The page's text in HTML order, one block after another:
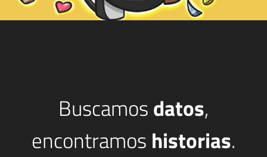
Buscamosdatos,
encontramos historias.